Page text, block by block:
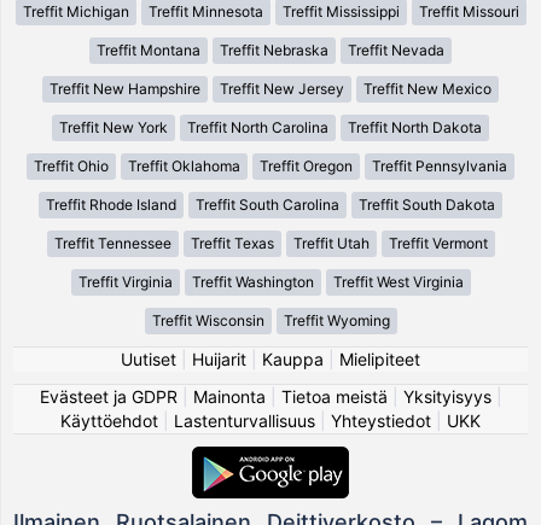
Treffit Michigan Treffit Minnesota Treffit Mississippi Treffit Missouri
Treffit Montana Treffit Nebraska Treffit Nevada
Treffit New Hampshire Treffit New Jersey Treffit New Mexico
Treffit New York Treffit North Carolina Treffit North Dakota
Treffit Ohio Treffit Oklahoma Treffit Oregon Treffit Pennsylvania
Treffit Rhode Island Treffit South Carolina Treffit South Dakota
Treffit Tennessee Treffit Texas Treffit Utah Treffit Vermont
Treffit Virginia Treffit Washington Treffit West Virginia
Treffit Wisconsin Treffit Wyoming
Uutiset Huijarit Kauppa
Mielipiteet
Evästeet ja GDPR
Mainonta Tietoa meistä Yksityisyys|
Käyttöehdot
Lastenturvallisuus Yhteystiedot UKK